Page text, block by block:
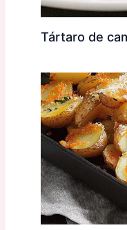
Tártaro de